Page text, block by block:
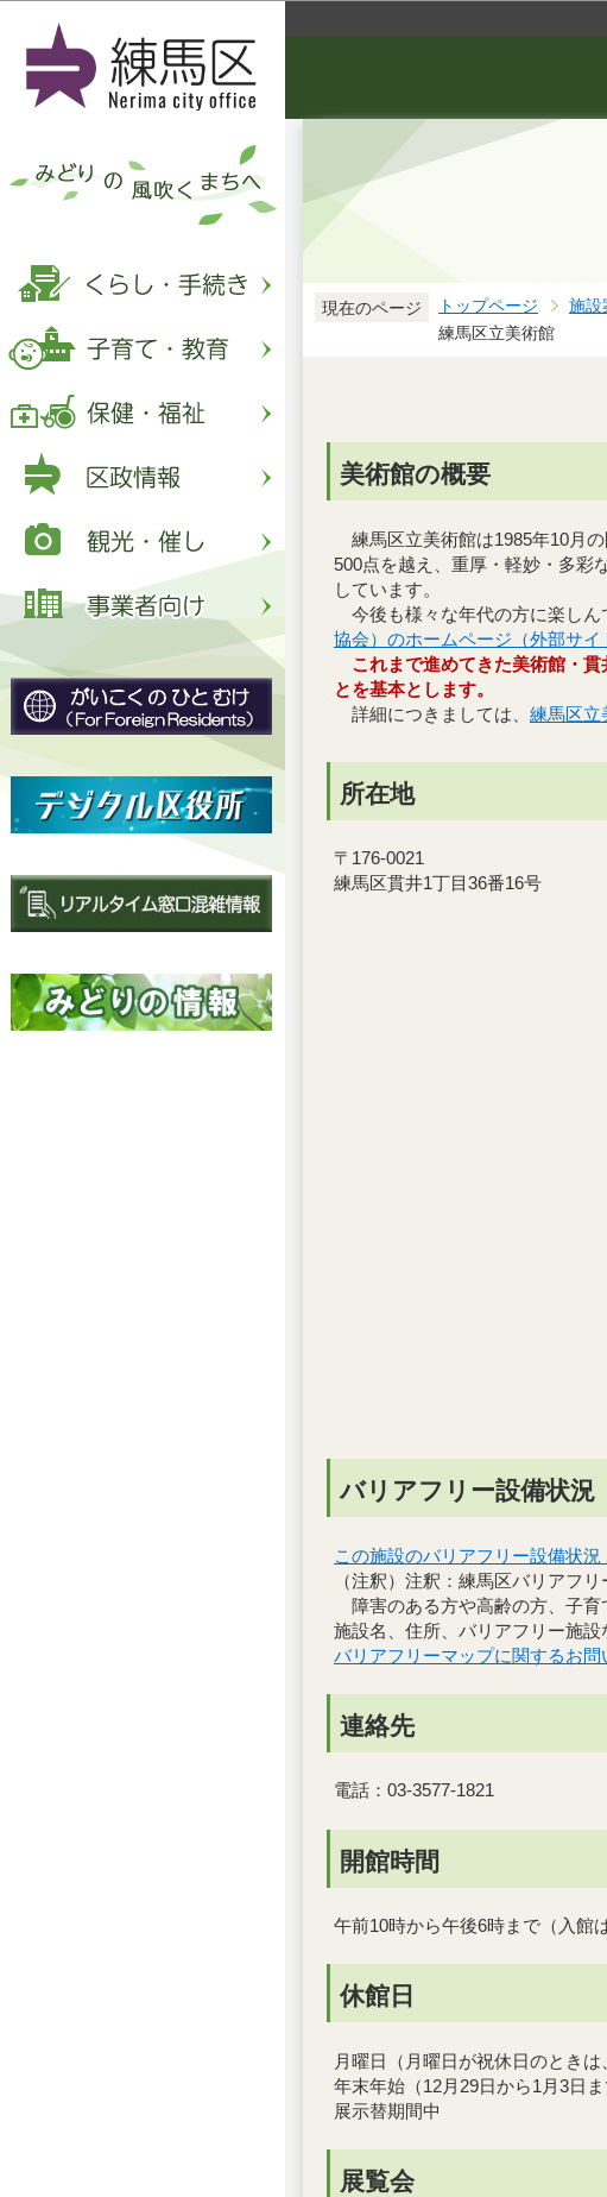
現在のページ トップページ 施設
練馬区立美術館
美術館の概要
練馬区立美術館は1985年10月
500点を越え、重厚・軽妙・多彩
しています。
今後も様々な年代の方に楽しん
協会）のホームページ（外部サイ
これまで進めてきた美術館・貫
とを基本とします。
詳細につきましては、 練馬区立
所在地
〒176-0021
練馬区貫井1丁目36番16号
バリアフリー設備状況
この施設のバリアフリー設備状況
（注釈）注釈：練馬区バリアフ
障害のある方や高齢の方、子育
施設名、住所、バリアフリー施設
バリアフリーマップに関するお問
連絡先
電話：03-3577-1821
開館時間
午前10時から午後6時まで（入館
休館日
月曜日（月曜日が祝休日のときは
年末年始（12月29日から1月3日ま
展示替期間中
展覧会